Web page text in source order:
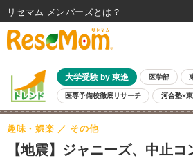
大学受験 by 東進 医学部
医専予備校徹底リサーチ 河合塾×
親子で考える大学選び 高校受験 中学受験
共通テスト 夏休み
8月開催イベント・WS 全国公立高校 過去問
【地震】ジャニーズ、中止
趣味・娯楽 その他
リセマム メンバーズ